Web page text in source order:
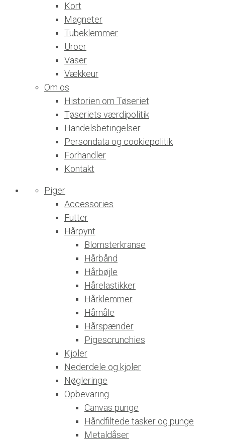
Kort
Magneter
Tubeklemmer
Uroer
Vaser
Vækkeur
Om os
Historien om Tøseriet
Tøseriets værdipolitik
Handelsbetingelser
Persondata og cookiepolitik
Forhandler
Kontakt
Piger
Accessories
Futter
Hårpynt
Blomsterkranse
Hårbånd
Hårbøjle
Hårelastikker
Hårklemmer
Hårnåle
Hårspænder
Pigescrunchies
Kjoler
Nederdele og kjoler
Nøgleringe
Opbevaring
Canvas punge
Håndfiltede tasker og punge
Metaldåser